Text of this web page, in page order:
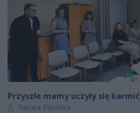
Przyszłe mamy uczyły się karmić
Autor artykułu:
Natalia Pętelska